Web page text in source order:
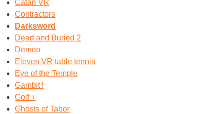
Catan VR
Contractors
Darksword
Dead and Buried 2
Demeo
Eleven VR table tennis
Eye of the Temple
Gambit !
Golf +
Ghosts of Tabor